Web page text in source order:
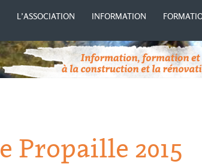
L’ASSOCIATION INFORMATION
Propaille 2015